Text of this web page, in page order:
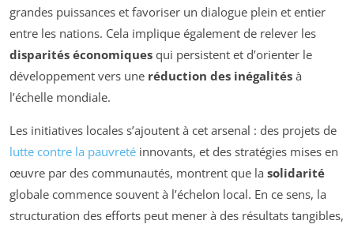
grandes puissances et favoriser un dialogue plein et entier
entre les nations. Cela implique également de relever les
disparités économiques qui persistent et d’orienter le
développement vers une réduction des inégalités à
l’échelle mondiale.
Les initiatives locales s’ajoutent à cet arsenal : des projets de
lutte contre la pauvreté innovants, et des stratégies mises en
œuvre par des communautés, montrent que la solidarité
globale commence souvent à l’échelon local. En ce sens, la
structuration des efforts peut mener à des résultats tangibles,